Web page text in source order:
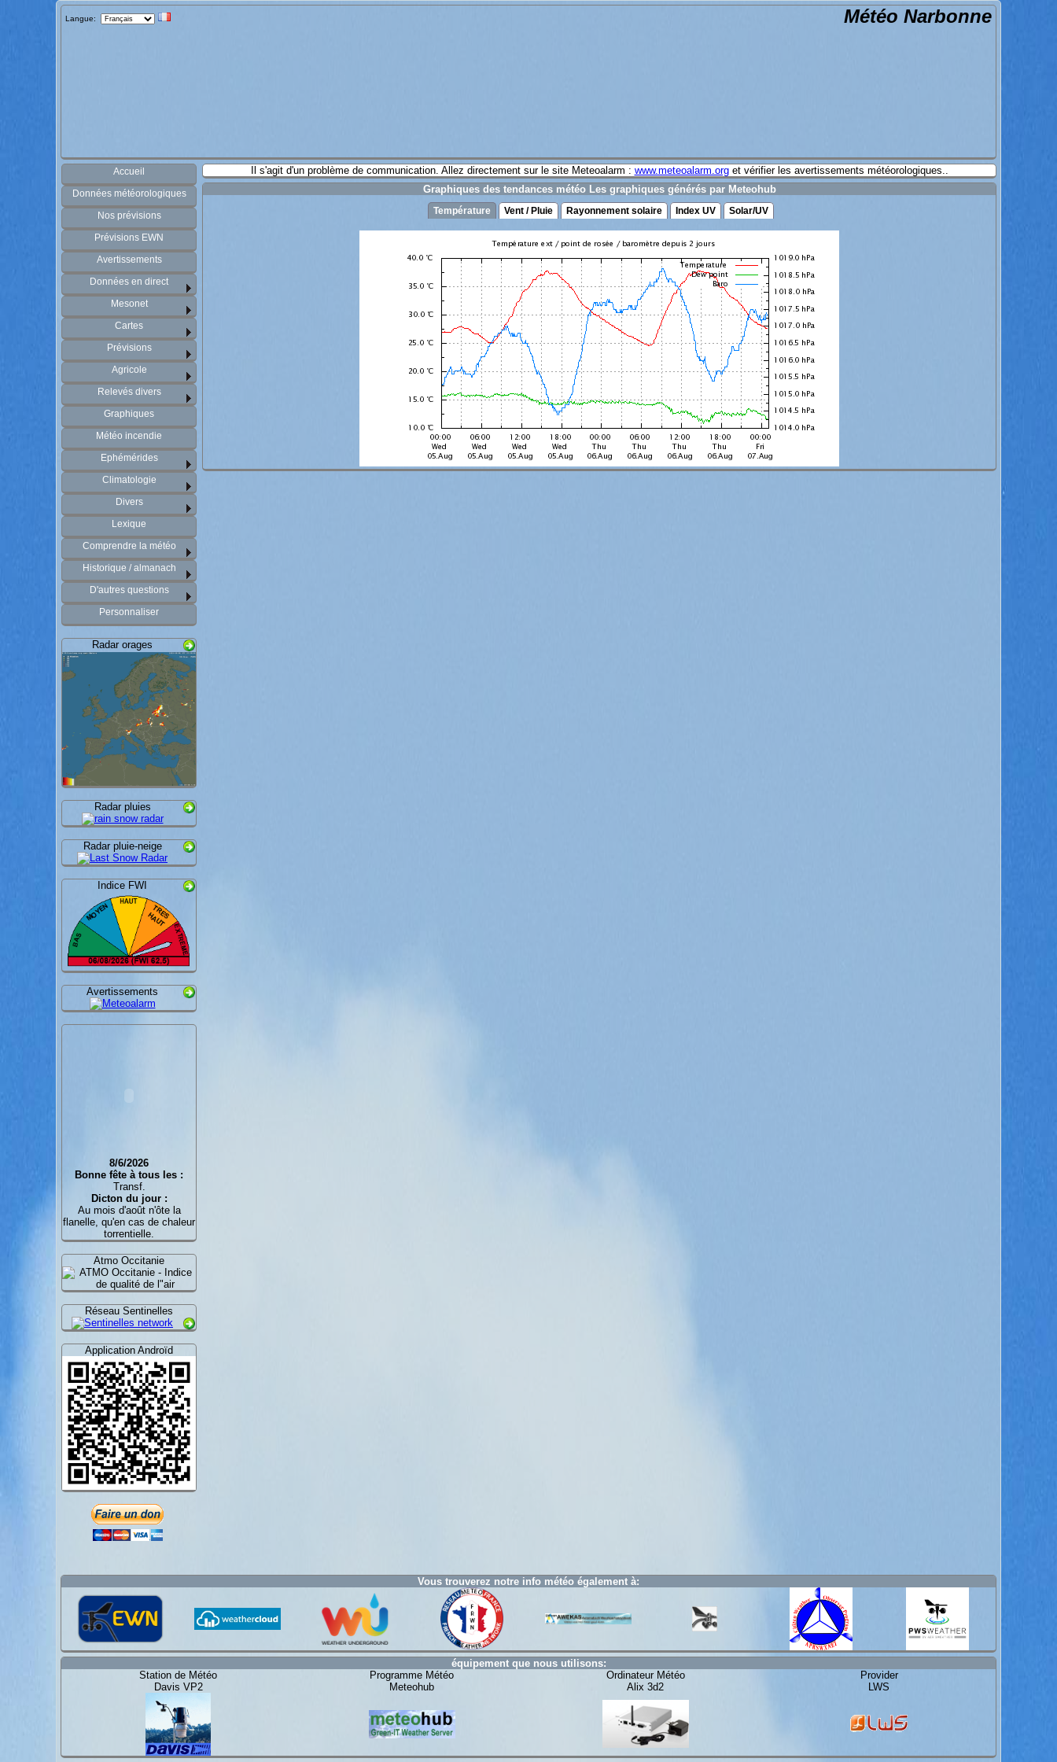
Langue: Météo Narbonne
Accueil
Données météorologiques
Nos prévisions
Prévisions EWN
Avertissements
Données en direct
Mesonet
Cartes
Prévisions
Agricole
Relevés divers
Graphiques
Météo incendie
Ephémérides
Climatologie
Divers
Lexique
Comprendre la météo
Historique / almanach
D'autres questions
Personnaliser
Radar orages
Radar pluies
Radar pluie-neige
Indice FWI
Avertissements
8/6/2026
Bonne fête à tous les :
Transf.
Dicton du jour :
Au mois d'août n'ôte la
flanelle, qu'en cas de chaleur
torrentielle.
Atmo Occitanie
Réseau Sentinelles
Application Androïd
Il s'agit d'un problème de communication. Allez directement sur le site Meteoalarm : www.meteoalarm.orget vérifier les avertissements météorologiques..
Graphiques des tendances météo Les graphiques générés par Meteohub
Température Vent / Pluie Rayonnement solaire Index UV Solar/UV
Vous trouverez notre info météo également à:
équipement que nous utilisons:
Station de Météo
Davis VP2
Programme Météo
Meteohub
Ordinateur Météo
Alix 3d2
Provider
LWS